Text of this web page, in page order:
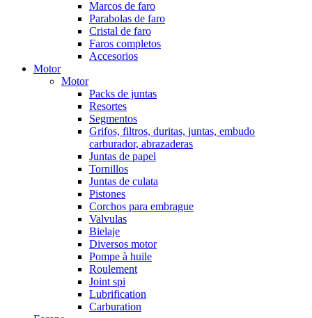
Marcos de faro
Parabolas de faro
Cristal de faro
Faros completos
Accesorios
Motor
Motor
Packs de juntas
Resortes
Segmentos
Grifos, filtros, duritas, juntas, embudo
carburador, abrazaderas
Juntas de papel
Tornillos
Juntas de culata
Pistones
Corchos para embrague
Valvulas
Bielaje
Diversos motor
Pompe à huile
Roulement
Joint spi
Lubrification
Carburation